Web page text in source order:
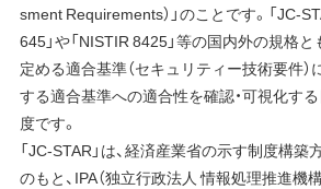
sment Requirements）」のことです。「JC-
645」や「NISTIR 8425」等の国内外の規格
定める適合基準（セキュリティー技術要件）
する適合基準への適合性を確認・可視化す
度です。
「JC-STAR」は、経済産業省の示す制度構築
のもと、IPA（独立行政法人 情報処理推進機